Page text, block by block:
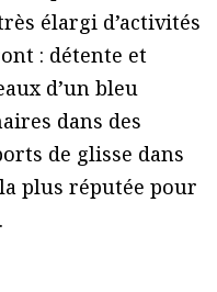
élargi d’activités
: détente et
d’un bleu
dans des
de glisse dans
plus réputée pour